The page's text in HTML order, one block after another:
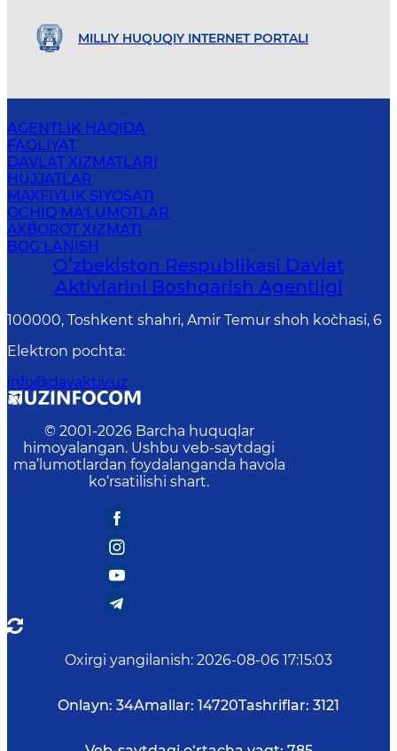
MILLIY HUQUQIY INTERNET PORTALI
AGENTLIK HAQIDA
FAOLIYAT
DAVLAT XIZMATLARI
HUJJATLAR
MAXFIYLIK SIYOSATI
OCHIQ MA'LUMOTLAR
AXBOROT XIZMATI
BOG‘LANISH
Oʻzbekiston Respublikasi Davlat
Aktivlarini Boshqarish Agentligi
100000, Toshkent shahri, Amir Temur shoh ko`chasi, 6
Elektron pochta:
info@davaktiv.uz
© 2001-2026 Barcha huquqlar
himoyalangan. Ushbu veb-saytdagi
ma’lumotlardan foydalanganda havola
ko‘rsatilishi shart.
Oxirgi yangilanish: 2026-08-06 17:15:03
Onlayn: 34Amallar: 14720Tashriflar: 3121